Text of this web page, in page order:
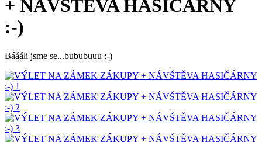
+ NÁVŠTĚVA HASIČÁRNY
:-)
Báááli jsme se...bububuuu :-)